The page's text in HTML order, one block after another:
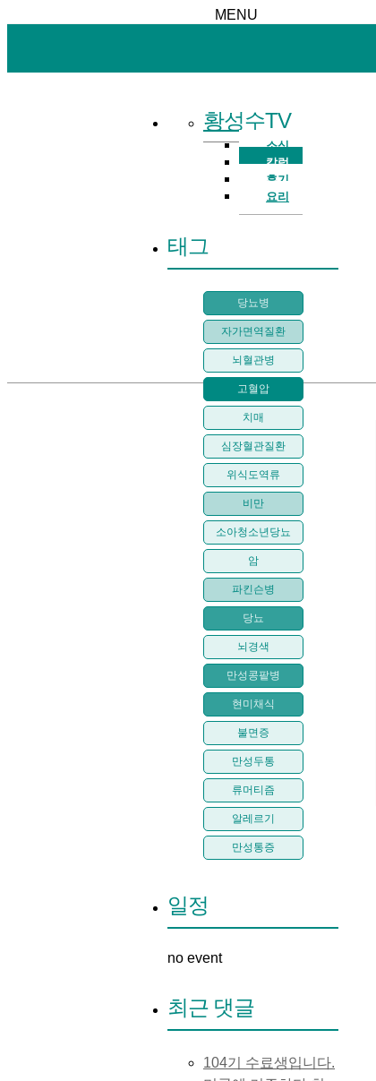
MENU
황성수TV
소식
칼럼
후기
요리
태그
당뇨병
자가면역질환
뇌혈관병
고혈압
치매
심장혈관질환
위식도역류
비만
소아청소년당뇨
암
파킨슨병
당뇨
뇌경색
만성콩팥병
현미채식
불면증
만성두통
류머티즘
알레르기
만성통증
일정
no event
최근 댓글
104기 수료생입니다.